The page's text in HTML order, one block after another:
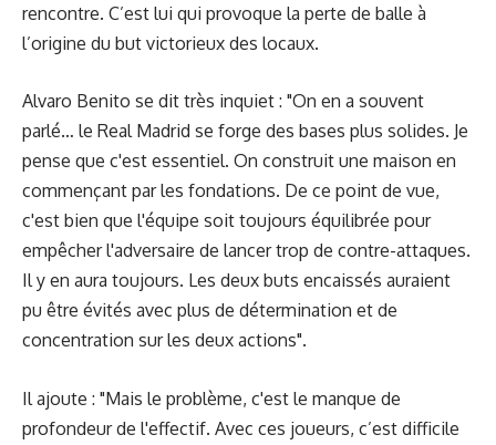
rencontre. C’est lui qui provoque la perte de balle à
l’origine du but victorieux des locaux.
Alvaro Benito se dit très inquiet : "On en a souvent
parlé… le Real Madrid se forge des bases plus solides. Je
pense que c'est essentiel. On construit une maison en
commençant par les fondations. De ce point de vue,
c'est bien que l'équipe soit toujours équilibrée pour
empêcher l'adversaire de lancer trop de contre-attaques.
Il y en aura toujours. Les deux buts encaissés auraient
pu être évités avec plus de détermination et de
concentration sur les deux actions".
Il ajoute : "Mais le problème, c'est le manque de
profondeur de l'effectif. Avec ces joueurs, c’est difficile